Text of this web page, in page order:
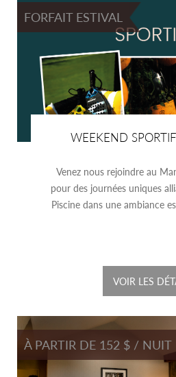
FORFAIT ESTIVAL
WEEKEND
Venez nous rejoindre au
pour des journées uniques
Piscine dans une ambiance
VOIR LES
À PARTIR DE 152 $ / NUIT